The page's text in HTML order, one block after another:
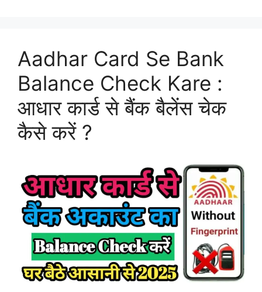
Aadhar Card Se Bank
Balance Check Kare :
आधार कार्ड से बैंक बैलेंस चेक
कैसे करें ?